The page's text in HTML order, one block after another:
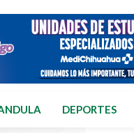
DEPORTES